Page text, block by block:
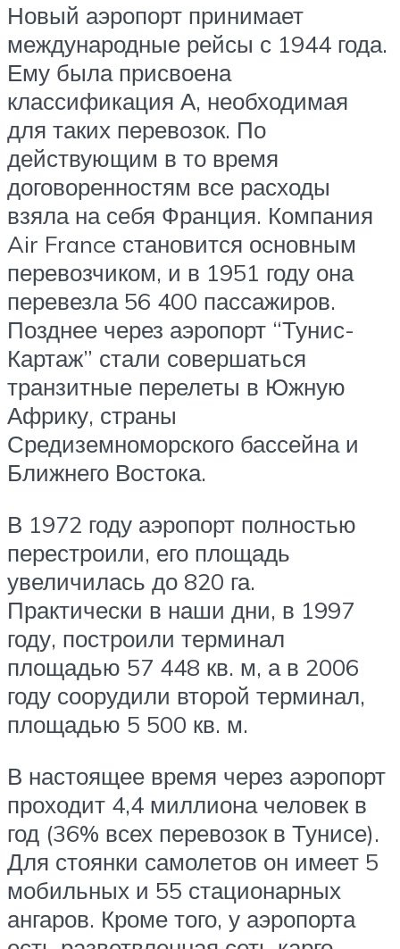
Новый аэропорт принимает
международные рейсы с 1944 года.
Ему была присвоена
классификация А, необходимая
для таких перевозок. По
действующим в то время
договоренностям все расходы
взяла на себя Франция. Компания
Air France становится основным
перевозчиком, и в 1951 году она
перевезла 56 400 пассажиров.
Позднее через аэропорт “Тунис-
Картаж” стали совершаться
транзитные перелеты в Южную
Африку, страны
Средиземноморского бассейна и
Ближнего Востока.
В 1972 году аэропорт полностью
перестроили, его площадь
увеличилась до 820 га.
Практически в наши дни, в 1997
году, построили терминал
площадью 57 448 кв. м, а в 2006
году соорудили второй терминал,
площадью 5 500 кв. м.
В настоящее время через аэропорт
проходит 4,4 миллиона человек в
год (36% всех перевозок в Тунисе).
Для стоянки самолетов он имеет 5
мобильных и 55 стационарных
ангаров. Кроме того, у аэропорта